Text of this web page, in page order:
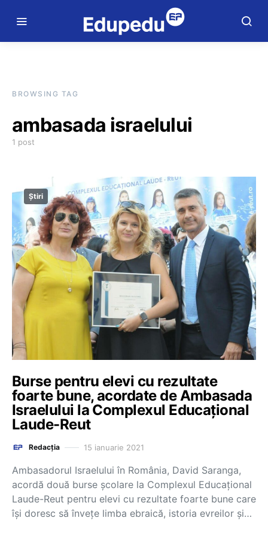
BROWSING TAG
ambasada israelului
1 post
Știri
Burse pentru elevi cu rezultate
foarte bune, acordate de Ambasada
Israelului la Complexul Educațional
Laude-Reut
Redacția 15 ianuarie 2021
Ambasadorul Israelului în România, David Saranga,
acordă două burse școlare la Complexul Educațional
Laude-Reut pentru elevi cu rezultate foarte bune care
își doresc să învețe limba ebraică, istoria evreilor și…